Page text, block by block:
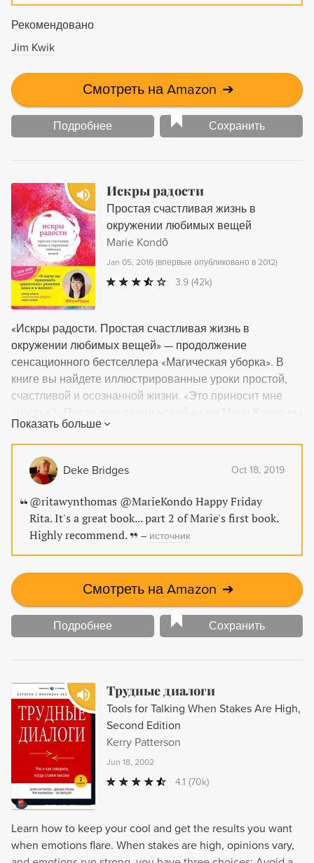
Рекомендовано
Jim Kwik
Смотреть на Amazon ➔
Подробнее Сохранить
Искры радости
Простая счастливая жизнь в
окружении любимых вещей
Marie Kondō
Jan 05, 2016 (впервые опубликовано в 2012)
3.9 (42k)
«Искры радости. Простая счастливая жизнь в
окружении любимых вещей» — продолжение
сенсационного бестселлера «Магическая уборка». В
книге вы найдете иллюстрированные уроки простой,
счастливой и осознанной жизни. «Это приносит мне
станете задавать этот вопрос гораздо чаще. Именно
так жизнь изменится к лучшему! Книга «Искры радости»
научит прислушиваться к себе, окружать себя
приятными людьми, посещать хорошие места и жить в
доме вашей мечты. И всё благодаря простому вопросу
и методу КонМари. «Магическая уборка» помогла
избавится от ненужных вещей раз и навсегда. «Искры
Показать больше
Deke Bridges Oct 18, 2019
@ritawynthomas @MarieKondo Happy Friday
Rita. It's a great book... part 2 of Marie's first book.
Highly recommend.
– источник
Смотреть на Amazon ➔
Подробнее Сохранить
Трудные диалоги
Tools for Talking When Stakes Are High,
Second Edition
Kerry Patterson
Jun 18, 2002
4.1 (70k)
Learn how to keep your cool and get the results you want
when emotions flare. When stakes are high, opinions vary,